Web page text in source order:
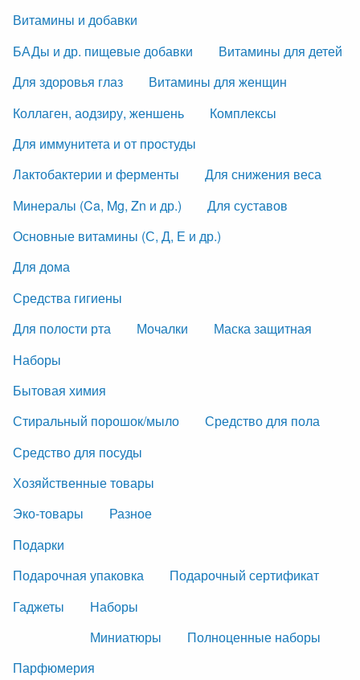
Витамины и добавки
БАДы и др. пищевые добавки
Витамины для детей
Для здоровья глаз
Витамины для женщин
Коллаген, аодзиру, женшень
Комплексы
Для иммунитета и от простуды
Лактобактерии и ферменты
Для снижения веса
Минералы (Ca, Mg, Zn и др.)
Для суставов
Основные витамины (С, Д, Е и др.)
Для дома
Средства гигиены
Для полости рта
Мочалки
Маска защитная
Наборы
Бытовая химия
Стиральный порошок/мыло
Средство для пола
Средство для посуды
Хозяйственные товары
Эко-товары
Разное
Подарки
Подарочная упаковка
Подарочный сертификат
Гаджеты
Наборы
Миниатюры
Полноценные наборы
Парфюмерия